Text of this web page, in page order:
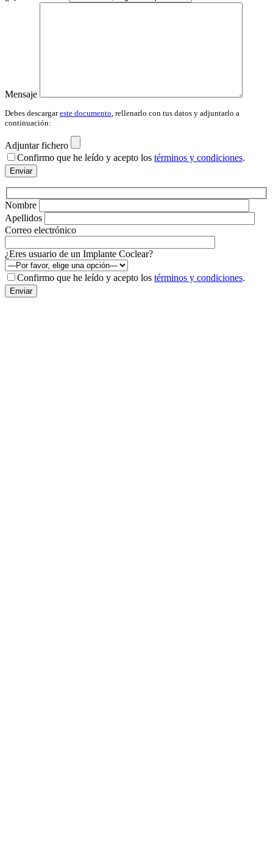
Mensaje
Debes descargareste documento , rellenarlo con tus datos y adjuntarlo a
continuación:
Adjuntar fichero
Confirmo que he leído y acepto los términos y condiciones.
Por
favor,
deja
este
campo
vacío.
Nombre
Apellidos
Correo electrónico
¿Eres usuario de un Implante Coclear?
Confirmo que he leído y acepto los términos y condiciones.
Por
favor,